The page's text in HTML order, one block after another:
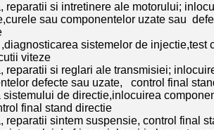
reparatii si intretinere ale motorului;
sau componentelor uzate sau
sistemelor de injectie,test
viteze
reparatii si reglari ale transmisiei;
defecte sau uzate, control final
sistemului de directie,inlocuirea
final stand directie
reparatii sintem suspensie, control final